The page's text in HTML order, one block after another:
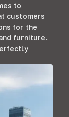
to
customers
for the
furniture.